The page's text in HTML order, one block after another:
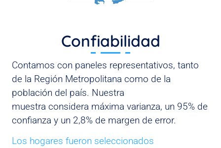
Confiabilidad
Contamos con paneles representativos, tanto
de la Región Metropolitana como de la
población del país. Nuestra
muestra considera máxima varianza, un 95% de
confianza y un 2,8% de margen de error.
Los hogares fueron seleccionados